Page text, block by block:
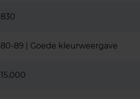
830
80-89 | Goede kleurweergave
15.000